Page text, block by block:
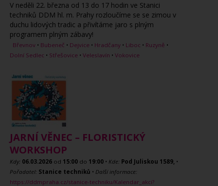
V neděli 22. března od 13 do 17 hodin ve Stanici
techniků DDM hl. m. Prahy rozloučíme se se zimou v
duchu lidových tradic a přivítáme jaro s plným
programem plným zábavy!
Břevnov • Bubeneč • Dejvice • Hradčany • Liboc • Ruzyně •
Dolní Sedlec • Střešovice • Veleslavín • Vokovice
JARNÍ VĚNEC – FLORISTICKÝ
WORKSHOP
Kdy: 06.03.2026 od 15:00 do 19:00 • Kde: Pod Juliskou 1589, •
Pořadatel: Stanice techniků • Další informace:
https://ddmpraha.cz/stanice-techniku/Kalendar_akci?